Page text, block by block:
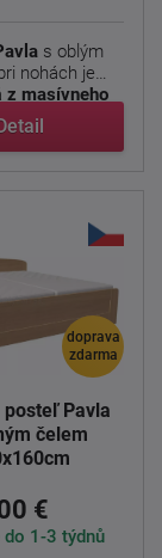
s oblým
nohách je
z masívneho
...
Detail
doprava
zdarma
posteľ Pavla
čelem
€
do 1-3 týdnů